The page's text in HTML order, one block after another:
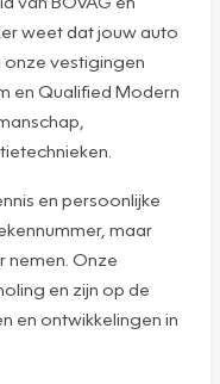
weet dat jouw auto
onze vestigingen
en Qualified Modern
en persoonlijke
maar
nemen. Onze
en zijn op de
en ontwikkelingen in